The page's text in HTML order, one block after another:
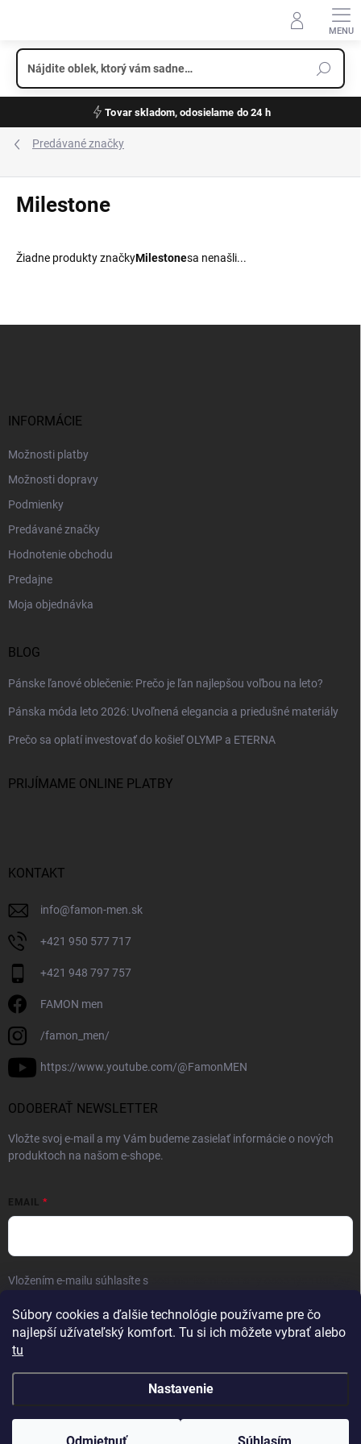
Súbory cookies a ďalšie technológie používame pre čo
najlepší užívateľský komfort. Tu si ich môžete vybrať alebo
tu
Nastavenie
Tovar skladom, odosielame do 24 h
Predávané značky
Milestone
Žiadne produkty značkyMilestonesa nenašli...
INFORMÁCIE
Možnosti platby
Možnosti dopravy
Podmienky
Predávané značky
Hodnotenie obchodu
Predajne
Moja objednávka
BLOG
Pánske ľanové oblečenie: Prečo je ľan najlepšou voľbou na leto?
Pánska móda leto 2026: Uvoľnená elegancia a priedušné materiály
Prečo sa oplatí investovať do košieľ OLYMP a ETERNA
PRIJÍMAME ONLINE PLATBY
KONTAKT
info@famon-men.sk
+421 950 577 717
+421 948 797 757
FAMON men
/famon_men/
https://www.youtube.com/@FamonMEN
ODOBERAŤ NEWSLETTER
Vložte svoj e-mail a my Vám budeme zasielať informácie o nových
produktoch na našom e-shope.
EMAIL
Vložením e-mailu súhlasíte s
Prihlásiť sa
Copyright 2026 . Všetky práva vyhradené.